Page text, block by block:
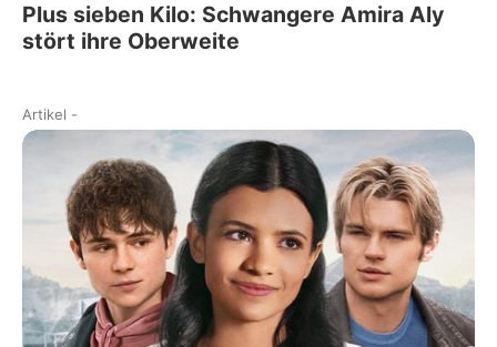
Plus sieben Kilo: Schwangere Amira Aly
stört ihre Oberweite
Artikel -